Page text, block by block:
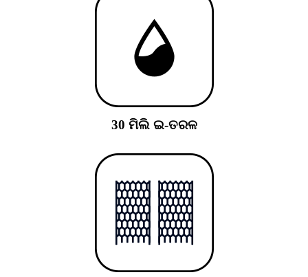
30 ମିଲି ଇ-ତରଳ